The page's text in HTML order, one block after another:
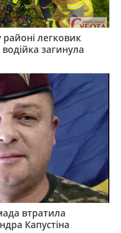
легковик
загинула
втратила
Капустіна